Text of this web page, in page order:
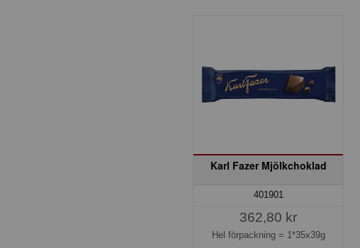
Karl Fazer Mjölkchoklad
401901
362,80 kr
Hel förpackning = 1*35x39g